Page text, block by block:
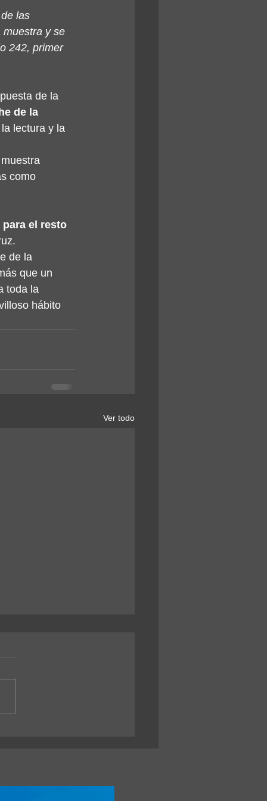
las
muestra y se
242, primer
de la
de la
lectura y la
como
para el resto
de la
que un
toda la
hábito
Ver todo